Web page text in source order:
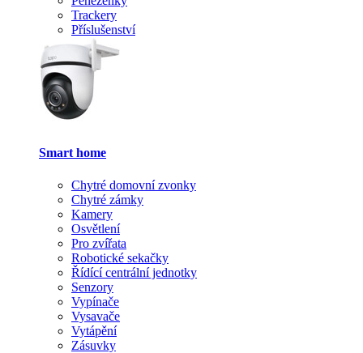
Trackery
Příslušenství
Smart home
Chytré domovní zvonky
Chytré zámky
Kamery
Osvětlení
Pro zvířata
Robotické sekačky
Řídící centrální jednotky
Senzory
Vypínače
Vysavače
Vytápění
Zásuvky